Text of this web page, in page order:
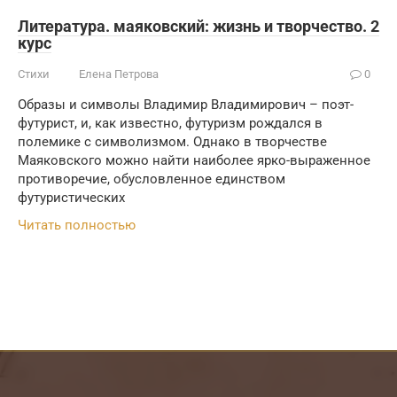
Литература. маяковский: жизнь и творчество. 2
курс
Стихи Елена Петрова 0
Образы и символы Владимир Владимирович – поэт-
футурист, и, как известно, футуризм рождался в
полемике с символизмом. Однако в творчестве
Маяковского можно найти наиболее ярко-выраженное
противоречие, обусловленное единством
футуристических
Читать полностью